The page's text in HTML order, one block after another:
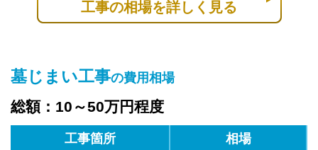
工事の相場を詳しく見る
墓じまい工事の費用相場
総額：10～50万円程度
工事箇所
相場